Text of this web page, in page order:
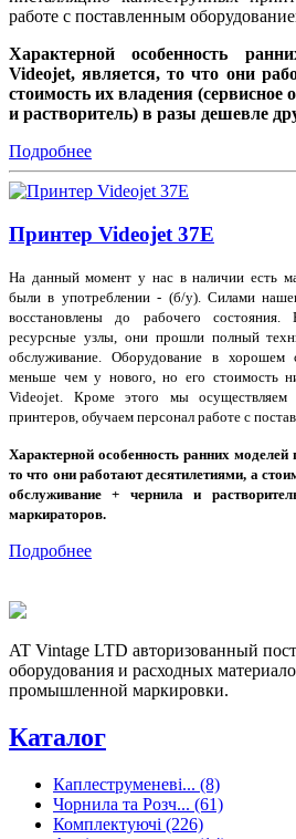
работе с поставленным
Характерной особенность
Videojet, является, то что они
стоимость их владения (сервисное
и растворитель) в разы дешевле
Подробнее
Принтер Videojet 37E
На данный момент у нас в наличии есть
были в употреблении - (б/у). Силами
восстановлены до рабочего
ресурсные узлы, они прошли полный
обслуживание. Оборудование в хорошем
меньше чем у нового, но его стоимость
Videojet. Кроме этого мы осуществляем
принтеров, обучаем персонал работе с
Характерной особенность ранних моделей
то что они работают десятилетиями, а
обслуживание + чернила и
маркираторов.
Подробнее
AT Vintage LTD авторизованный
оборудования и расходных
промышленной маркировки.
Каталог
Каплеструменеві... (8)
Чорнила та Розч... (61)
Комплектуючі (226)